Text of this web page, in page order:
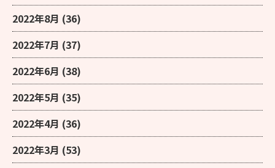
2022年8月 (36)
2022年7月 (37)
2022年6月 (38)
2022年5月 (35)
2022年4月 (36)
2022年3月 (53)